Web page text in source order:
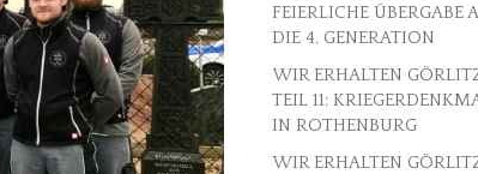
FEIERLICHE ÜBERGABE
DIE 4. GENERATION
WIR ERHALTEN
TEIL 11:
IN ROTHENBURG
WIR ERHALTEN